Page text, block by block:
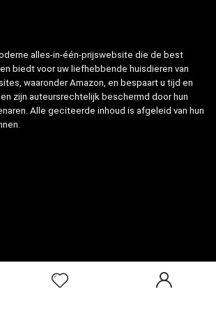
alles-in-één-prijswebsite die de best
biedt voor uw liefhebbende huisdieren van
waaronder Amazon, en bespaart u tijd en
zijn auteursrechtelijk beschermd door hun
Alle geciteerde inhoud is afgeleid van hun